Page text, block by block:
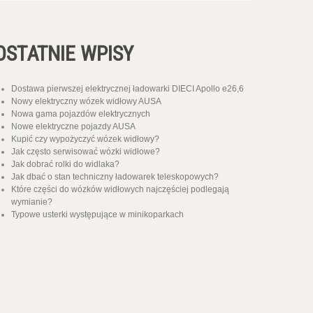
WPISY
Dostawa pierwszej elektrycznej ładowarki DIECI Apollo e26,6
Nowy elektryczny wózek widłowy AUSA
Nowa gama pojazdów elektrycznych
Nowe elektryczne pojazdy AUSA
Kupić czy wypożyczyć wózek widłowy?
Jak często serwisować wózki widłowe?
Jak dobrać rolki do widlaka?
Jak dbać o stan techniczny ładowarek teleskopowych?
Które części do wózków widłowych najczęściej podlegają
wymianie?
Typowe usterki występujące w minikoparkach